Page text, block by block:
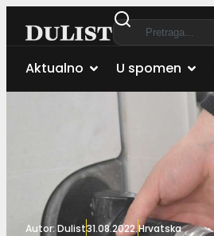
Aktualno U spomen
Autor: Dulist31.08.2022.Hrvatska